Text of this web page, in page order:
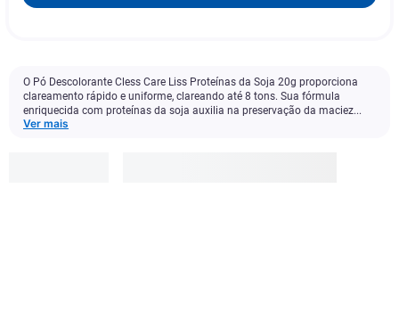
O Pó Descolorante Cless Care Liss Proteínas da Soja 20g proporciona
clareamento rápido e uniforme, clareando até 8 tons. Sua fórmula
enriquecida com proteínas da soja auxilia na preservação da maciez...
Ver mais